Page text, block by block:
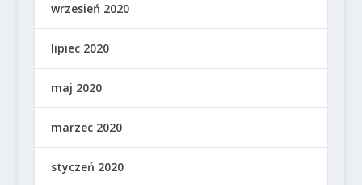
wrzesień 2020
lipiec 2020
maj 2020
marzec 2020
styczeń 2020